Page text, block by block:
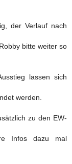
der Verlauf nach
bitte weiter so
lassen sich
werden.
zu den EW-
Infos dazu mal